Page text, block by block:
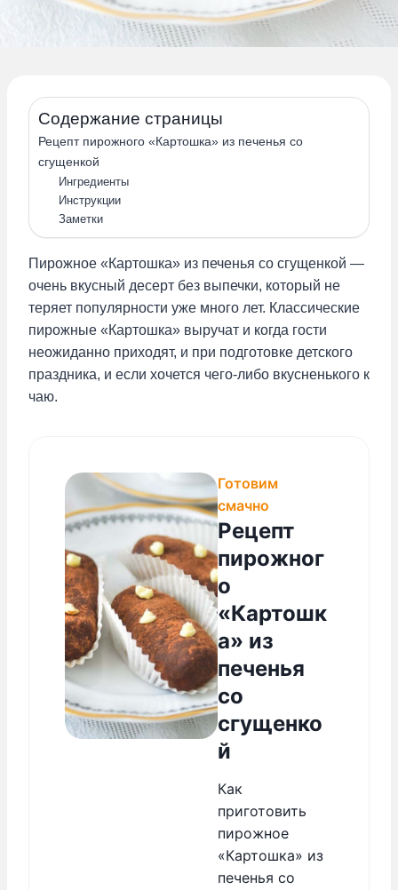
Содержание страницы
Рецепт пирожного «Картошка» из печенья со
сгущенкой
Ингредиенты
Инструкции
Заметки
Пирожное «Картошка» из печенья со сгущенкой —
очень вкусный десерт без выпечки, который не
теряет популярности уже много лет. Классические
пирожные «Картошка» выручат и когда гости
неожиданно приходят, и при подготовке детского
праздника, и если хочется чего-либо вкусненького к
чаю.
Готовим
смачно
Рецепт
пирожног
о
«Картошк
а» из
печенья
со
сгущенко
й
Как
приготовить
пирожное
«Картошка» из
печенья со